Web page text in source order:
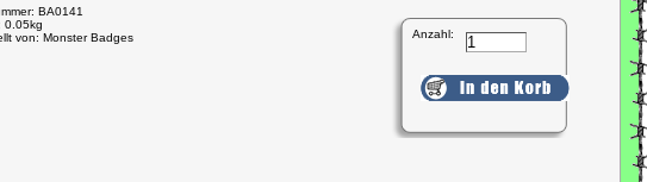
Anzahl:
BA0141
0.05kg
von: Monster Badges